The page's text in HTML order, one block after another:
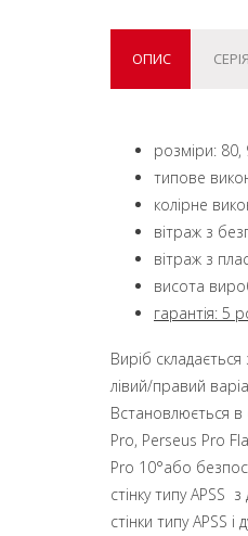
ОПИС
розміри:
типове
колірне
вітраж з
вітраж з
висота
гарантія: 5
Виріб
лівий/правий
Встановлюється в
Pro, Perseus Pro
Pro 10°або
стінку типу APSS
стінки типу APSS